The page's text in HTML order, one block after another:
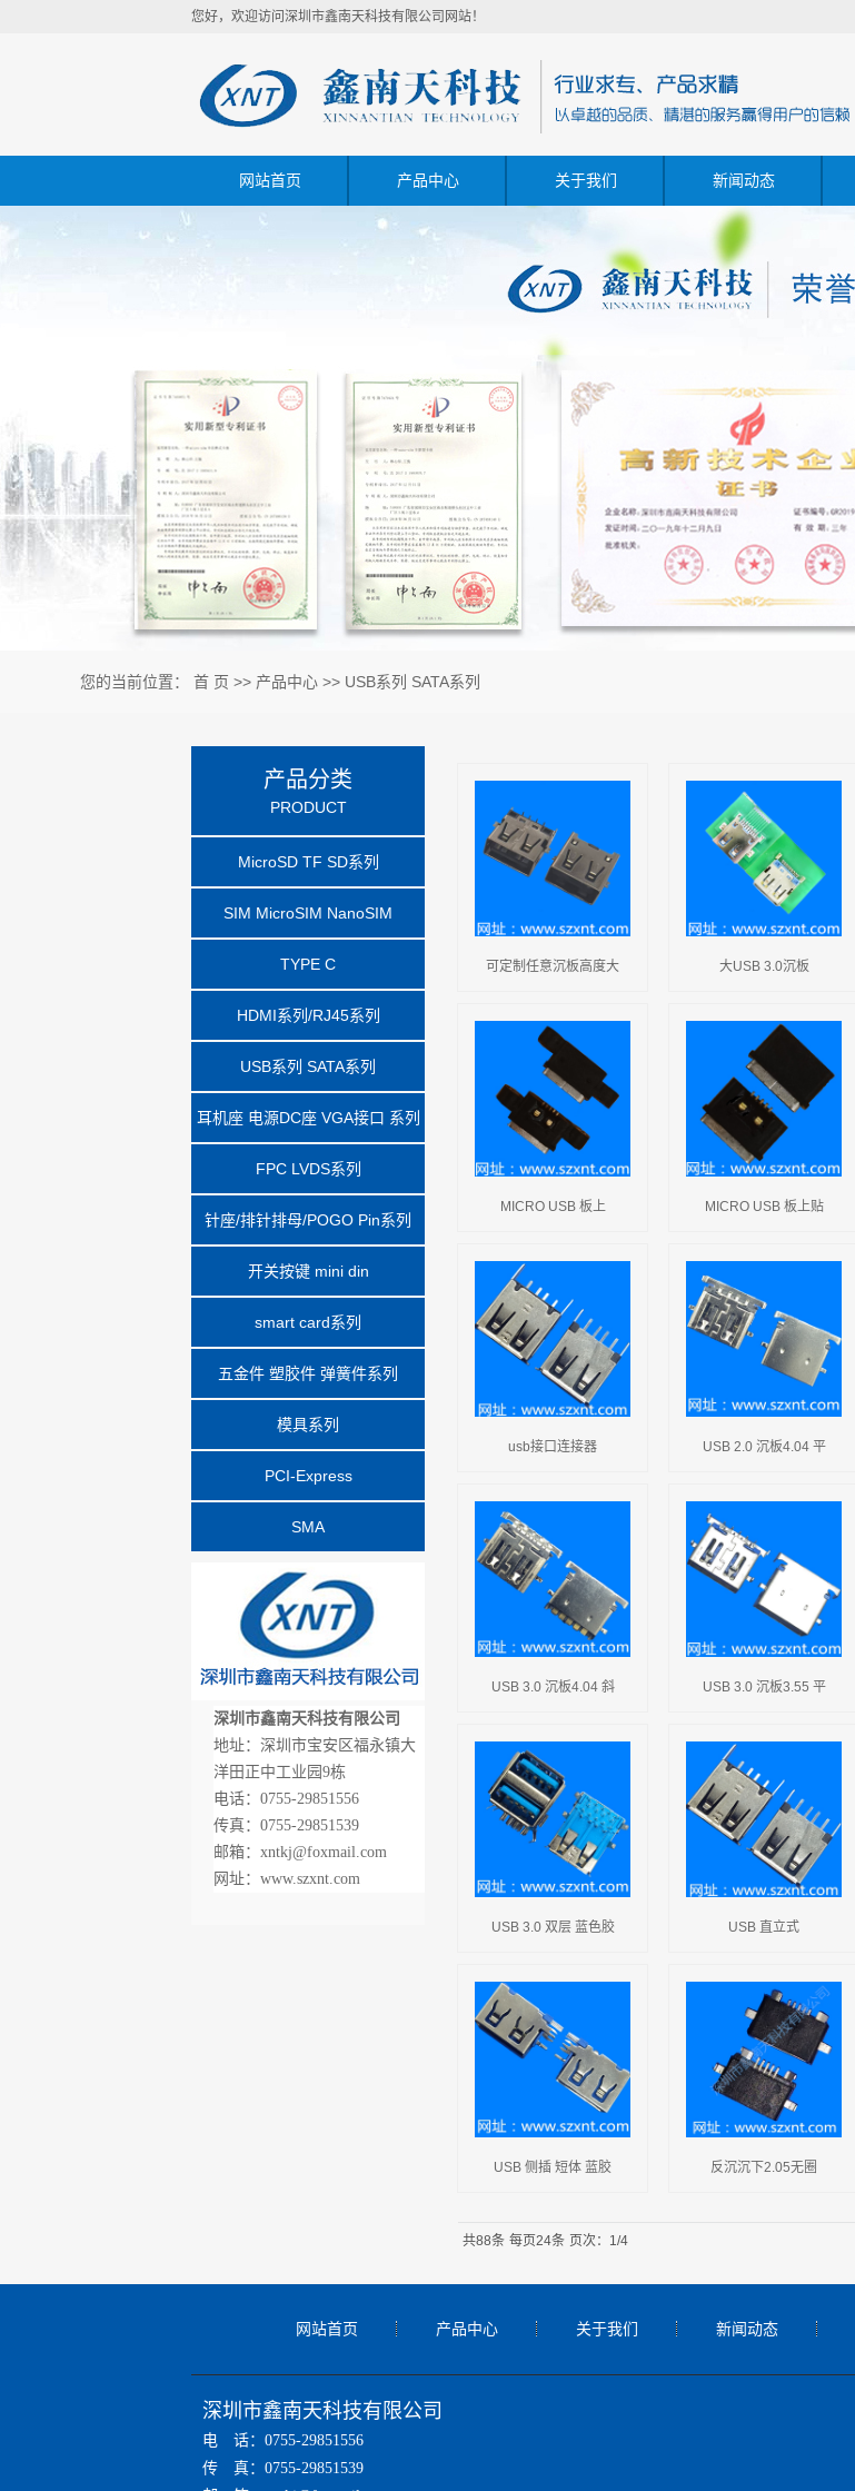
您好，欢迎访问深圳市鑫南天科技有限公司网站！
网站首页 产品中心
MicroSD TF SD系列
USB系列 SATA系列
耳机座 电源DC座 VGA接口 系列
FPC LVDS系列
针座/排针排母/POGO Pin系列
开关按键 mini din
smart card系列
模具系列
关于我们
视频展示
企业荣誉
新闻动态
公司新闻
行业新闻
技术知识
您的当前位置： 首 页 >> 产品中心 >> USB系列 SATA系列
产品分类
PRODUCT
MicroSD TF SD系列
SIM MicroSIM NanoSIM
TYPE C
HDMI系列/RJ45系列
USB系列 SATA系列
耳机座 电源DC座 VGA接口 系列
FPC LVDS系列
针座/排针排母/POGO Pin系列
开关按键 mini din
smart card系列
五金件 塑胶件 弹簧件系列
模具系列
PCI-Express
SMA
深圳市鑫南天科技有限公司
地址：深圳市宝安区福永镇大
洋田正中工业园9栋
电话：0755-29851556
传真：0755-29851539
邮箱：xntkj@foxmail.com
网址：www.szxnt.com
可定制任意沉板高度大 大USB 3.0沉板
MICRO USB 板上 MICRO USB 板上贴
usb接口连接器 USB 2.0 沉板4.04 平
USB 3.0 沉板4.04 斜 USB 3.0 沉板3.55 平
USB 3.0 双层 蓝色胶 USB 直立式
USB 侧插 短体 蓝胶 反沉沉下2.05无圈
共88条 每页24条 页次：1/4
网站首页 产品中心 关于我们 新闻动态
深圳市鑫南天科技有限公司
电 话：0755-29851556
传 真：0755-29851539